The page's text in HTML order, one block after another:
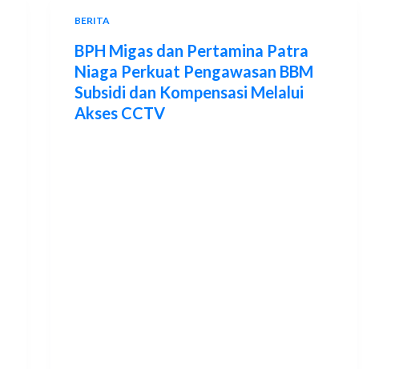
BERITA
BPH Migas dan Pertamina Patra
Niaga Perkuat Pengawasan BBM
Subsidi dan Kompensasi Melalui
Akses CCTV